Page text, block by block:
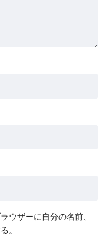
ウザーに自分の名前、
。